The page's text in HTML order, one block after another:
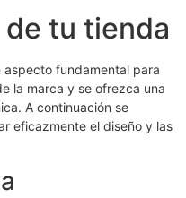
tu tienda
aspecto fundamental para
la marca y se ofrezca una
A continuación se
eficazmente el diseño y las